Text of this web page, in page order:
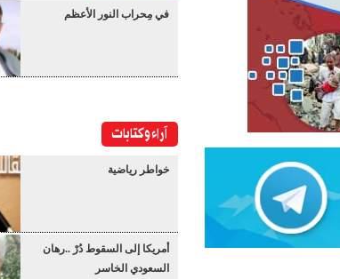
في مِحراب النور الأعظم
آراء وكتابات
خواطر رياضية
أمريكا إلى السقوط دُرْ ..رهان
السعودي الخاسر